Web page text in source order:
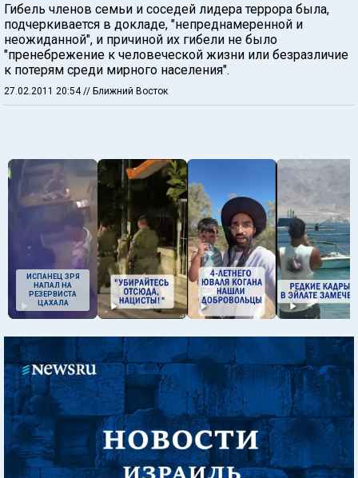
Гибель членов семьи и соседей лидера террора была,
подчеркивается в докладе, "непреднамеренной и
неожиданной", и причиной их гибели не было
"пренебрежение к человеческой жизни или безразличие
к потерям среди мирного населения".
27.02.2011 20:54 // Ближний Восток
ИСПАНЕЦ ЗРЯ
НАПАЛ НА
РЕЗЕРВИСТА
ЦАХАЛА